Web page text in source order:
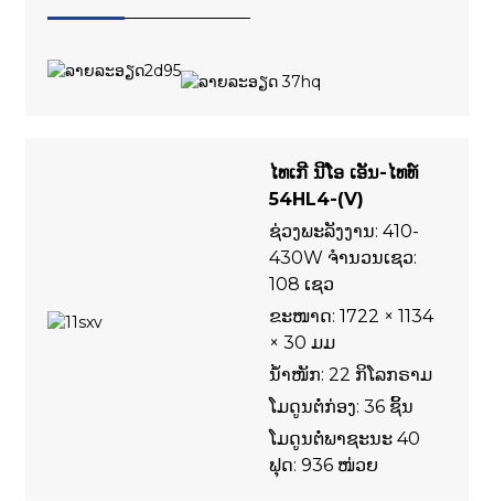
ໄທເກີ ນີໂອ ເອັນ-ໄທທ໌
54HL4-(V)
ຊ່ວງພະລັງງານ: 410-
430W ຈຳນວນເຊວ:
108 ເຊວ
ຂະໜາດ: 1722 × 1134
× 30 ມມ
ນ້ຳໜັກ: 22 ກິໂລກຣາມ
ໂມດູນຕໍ່ກ່ອງ: 36 ຊິ້ນ
ໂມດູນຕໍ່ພາຊະນະ 40
ຟຸດ: 936 ໜ່ວຍ